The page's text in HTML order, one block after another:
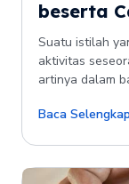
beserta
Suatu istilah
aktivitas
artinya dalam
Baca